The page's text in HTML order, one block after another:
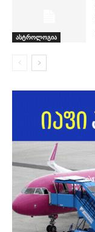
ასტროლოგია